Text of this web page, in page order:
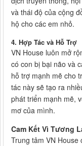
và thái độ của cộng
hộ cho các em nhỏ.
4. Hợp Tác và Hỗ Trợ
VN House luôn mở
có con bị bại não và
hỗ trợ mạnh mẽ cho
tác này sẽ tạo ra
phát triển mạnh mẽ,
mơ của mình.
Cam Kết Vì Tương
Trung tâm VN